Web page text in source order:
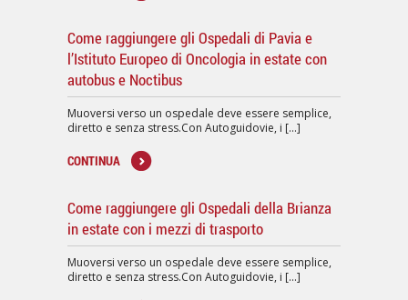
Come raggiungere gli Ospedali di Pavia e
l’Istituto Europeo di Oncologia in estate con
autobus e Noctibus
Muoversi verso un ospedale deve essere semplice,
diretto e senza stress.Con Autoguidovie, i [...]
CONTINUA
Come raggiungere gli Ospedali della Brianza
in estate con i mezzi di trasporto
Muoversi verso un ospedale deve essere semplice,
diretto e senza stress.Con Autoguidovie, i [...]